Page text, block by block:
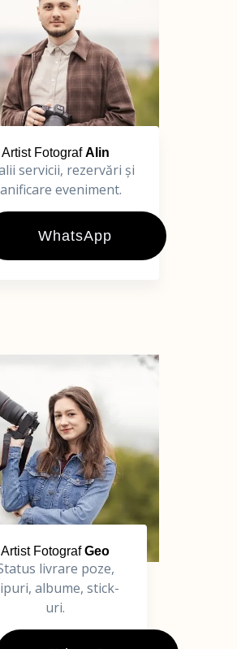
Artist FotografAlin
servicii, rezervări și
eveniment.
WhatsApp
Artist FotografGeo
livrare poze,
albume, stick-
uri.